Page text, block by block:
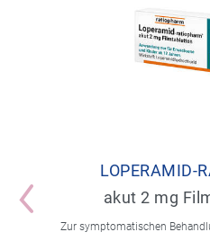
LOPERAMID-
akut 2 mg